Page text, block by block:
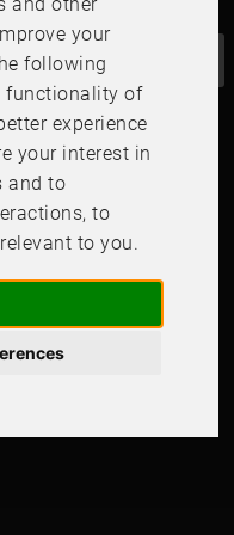
your
following
functionality of
experience
your interest in
and to
,to
to you.